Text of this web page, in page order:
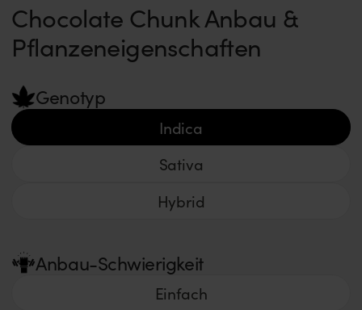
Chocolate Chunk Anbau &
Pflanzeneigenschaften
Genotyp
Indica
Sativa
Hybrid
Anbau-Schwierigkeit
Einfach